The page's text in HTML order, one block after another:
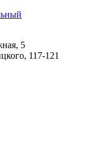
5
117-121